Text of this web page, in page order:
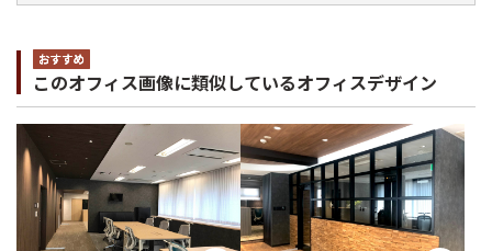
このオフィス画像に類似しているオフィスデザイン